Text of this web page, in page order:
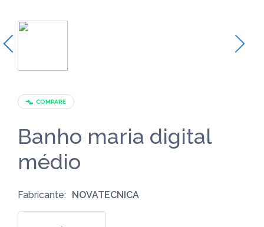
COMPARE
Banho maria digital
médio
Fabricante: NOVATECNICA